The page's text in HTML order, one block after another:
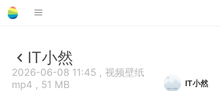
IT小然
2026-06-08 11:45 , 视频壁纸
mp4 , 51 MB
IT小然